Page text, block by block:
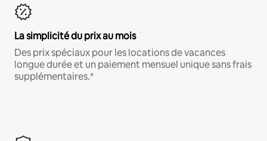
La simplicité du prix au mois
Des prix spéciaux pour les locations de vacances
longue durée et un paiement mensuel unique sans frais
supplémentaires.*